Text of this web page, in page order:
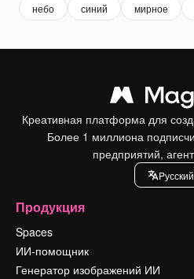
небо синий мирное
Креативная платформа для
Более 1 миллиона
предприятий,
Pусский
Продукция
Spaces
ИИ-помощник
Генератор изображений ИИ